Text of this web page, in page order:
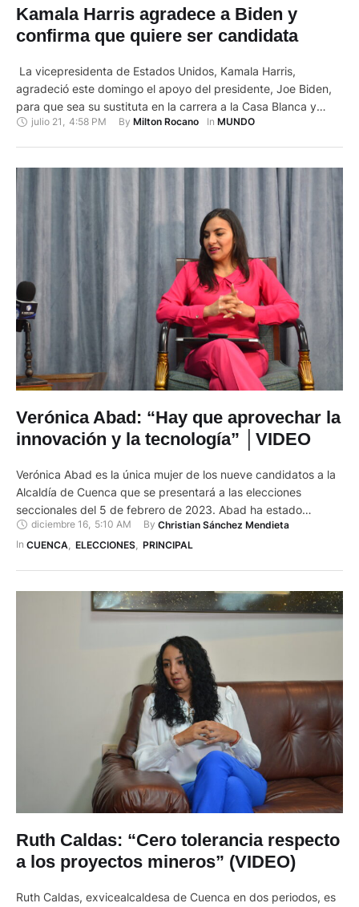
Kamala Harris agradece a Biden y
confirma que quiere ser candidata
La vicepresidenta de Estados Unidos, Kamala Harris,
agradeció este domingo el apoyo del presidente, Joe Biden,
para que sea su sustituta en la carrera a la Casa Blanca y
confirmó que quiere ser elegida por el Partido Demócrata
julio 21 4:58 PM By Milton Rocano In MUNDO
Verónica Abad: “Hay que aprovechar la
innovación y la tecnología” │VIDEO
Verónica Abad es la única mujer de los nueve candidatos a la
Alcaldía de Cuenca que se presentará a las elecciones
seccionales del 5 de febrero de 2023. Abad ha estado
vinculada al área de la innovación empresarial. Tiene el
auspicio del movimiento Acción Movilizadora Independiente
diciembre 16, 5:10 AM By Christian Sánchez Mendieta
In CUENCA ELECCIONES, PRINCIPAL
Ruth Caldas: “Cero tolerancia respecto
a los proyectos mineros” (VIDEO)
Ruth Caldas, exvicealcaldesa de Cuenca en dos periodos, es